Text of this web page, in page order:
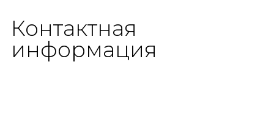
Контактная
информация